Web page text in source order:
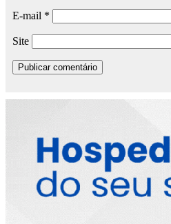
E-mail *
Site